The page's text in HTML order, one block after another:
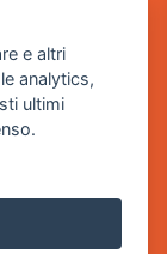
e altri
analytics,
ultimi